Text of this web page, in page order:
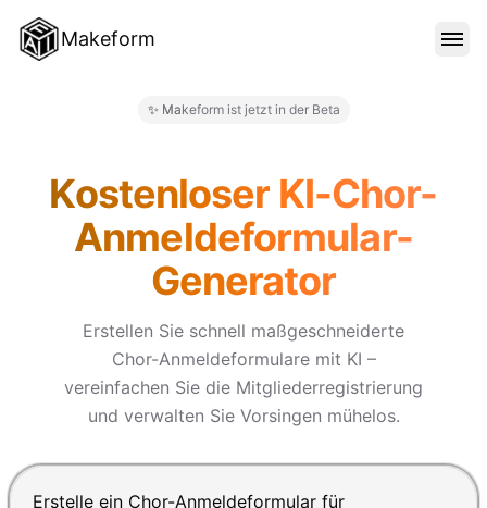
Makeform
BLOG
PREISE
ANMELDEN
KOSTENLOS TESTEN
✨ Makeform ist jetzt in der Beta
Kostenloser KI-Chor-
Anmeldeformular-
Generator
Erstellen Sie schnell maßgeschneiderte
Chor-Anmeldeformulare mit KI –
vereinfachen Sie die Mitgliederregistrierung
und verwalten Sie Vorsingen mühelos.
Drücke Enter zum Absenden, Shift+Enter für einen